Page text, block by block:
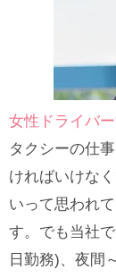
女性ドライバー
タクシーの仕
ければいけな
いって思われ
す。でも当社
日勤務)、夜間